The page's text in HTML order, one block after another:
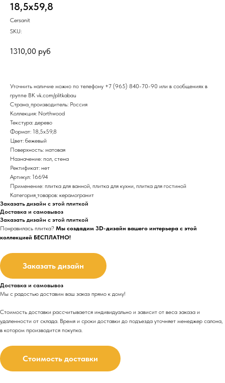
18,5х59,8
Cersanit
SKU:
1310,00 руб
Уточнить наличие можно по телефону +7 (965) 840-70-90 или в сообщениях в
группе ВК vk.com/plitkabau
Страна_производитель: Россия
Коллекция: Northwood
Текстура: дерево
Формат: 18,5x59,8
Цвет: бежевый
Поверхность: матовая
Назначение: пол, стена
Ректификат: нет
Артикул: 16694
Применение: плитка для ванной, плитка для кухни, плитка для гостиной
Категория_товаров: керамогранит
Заказать дизайн с этой плиткой
Доставка и самовывоз
Заказать дизайн с этой плиткой
Понравилась плитка? Мы создадим 3D-дизайн вашего интерьера с этой
коллекцией БЕСПЛАТНО!
Заказать дизайн
Доставка и самовывоз
Мы с радостью доставим ваш заказ прямо к дому!
Стоимость доставки рассчитывается индивидуально и зависит от веса заказа и
удаленности от склада. Время и сроки доставки до подъезда уточняет менеджер салона,
в котором производится покупка.
Стоимость доставки